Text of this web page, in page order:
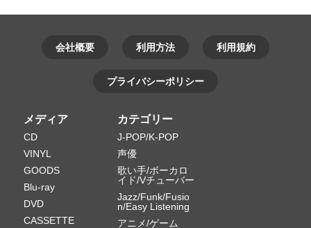
会社概要 利用方法 利用規約
プライバシーポリシー
メディア
CD
VINYL
GOODS
Blu-ray
DVD
CASSETTE
カテゴリー
J-POP/K-POP
声優
歌い手/ボーカロ
イド/Vチューバー
Jazz/Funk/Fusio
n/Easy Listening
アニメ/ゲーム